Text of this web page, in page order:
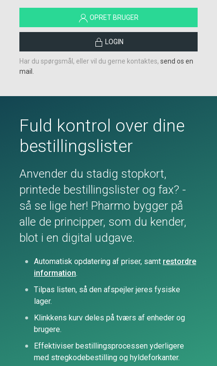
OPRET BRUGER
LOGIN
Har du spørgsmål, eller vil du gerne kontaktes, send os en
mail.
Fuld kontrol over dine
bestillingslister
Anvender du stadig stopkort,
printede bestillingslister og fax? -
så se lige her! Pharmo bygger på
alle de principper, som du kender,
blot i en digital udgave.
Automatisk opdatering af priser, samt restordre
information.
Tilpas listen, så den afspejler jeres fysiske
lager.
Klinkkens kurv deles på tværs af enheder og
brugere.
Effektiviser bestillingsprocessen yderligere
med stregkodebestilling og hyldeforkanter.